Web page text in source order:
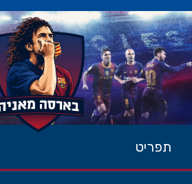
תפריט